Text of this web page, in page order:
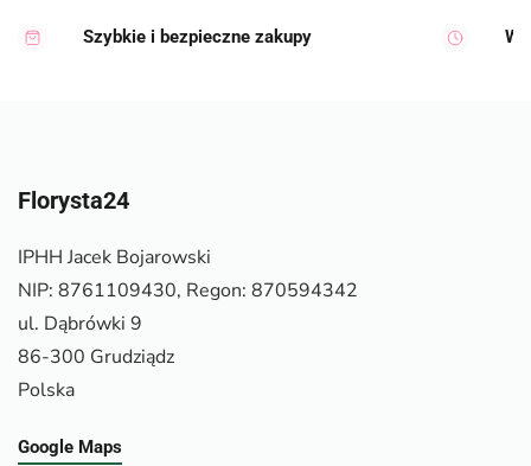
Szybkie i bezpieczne zakupy
Florysta24
IPHH Jacek Bojarowski
NIP: 8761109430, Regon: 870594342
ul. Dąbrówki 9
86-300 Grudziądz
Polska
Google Maps